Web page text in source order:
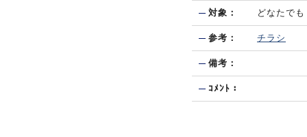
対象： どなたでも
参考： チラシ
備考：
ｺﾒﾝﾄ：